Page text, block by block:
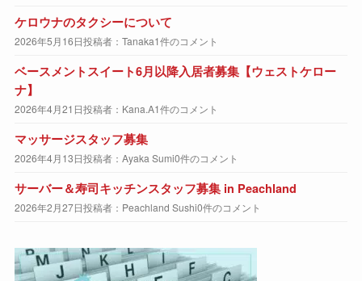
ケロウナのタクシーについて
2026年5月16日投稿者：Tanaka1件のコメント
ベースメントスイート6月以降入居者募集【ウェストケロー
ナ】
2026年4月21日投稿者：Kana.A1件のコメント
マッサージスタッフ募集
2026年4月13日投稿者：Ayaka Sumi0件のコメント
サーバー＆寿司キッチンスタッフ募集 in Peachland
2026年2月27日投稿者：Peachland Sushi0件のコメント